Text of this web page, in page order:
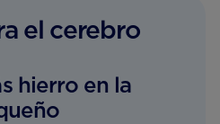
el cerebro
hierro en la